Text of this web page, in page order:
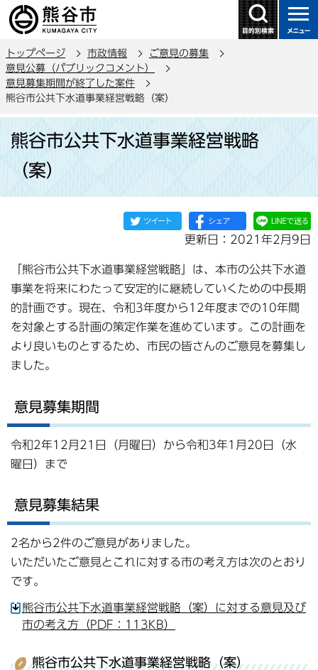
の
ー
ジ
の
先
トップページ 市政情報
ご意見の募集
意見公募（パブリックコメント）
意見募集期間が終了した案件
熊谷市公共下水道事業経営戦略（案）
か
熊谷市公共下水道事業経営戦略
（案）
更新日：2021年2月9日
「熊谷市公共下水道事業経営戦略」は、本市の公共下水道
事業を将来にわたって安定的に継続していくための中長期
的計画です。現在、令和3年度から12年度までの10年間
を対象とする計画の策定作業を進めています。この計画を
より良いものとするため、市民の皆さんのご意見を募集し
ました。
意見募集期間
令和2年12月21日（月曜日）から令和3年1月20日（水
曜日）まで
意見募集結果
2名から2件のご意見がありました。
いただいたご意見とこれに対する市の考え方は次のとおり
です。
熊谷市公共下水道事業経営戦略（案）に対する意見及び
市の考え方（PDF：113KB）
熊谷市公共下水道事業経営戦略（案）